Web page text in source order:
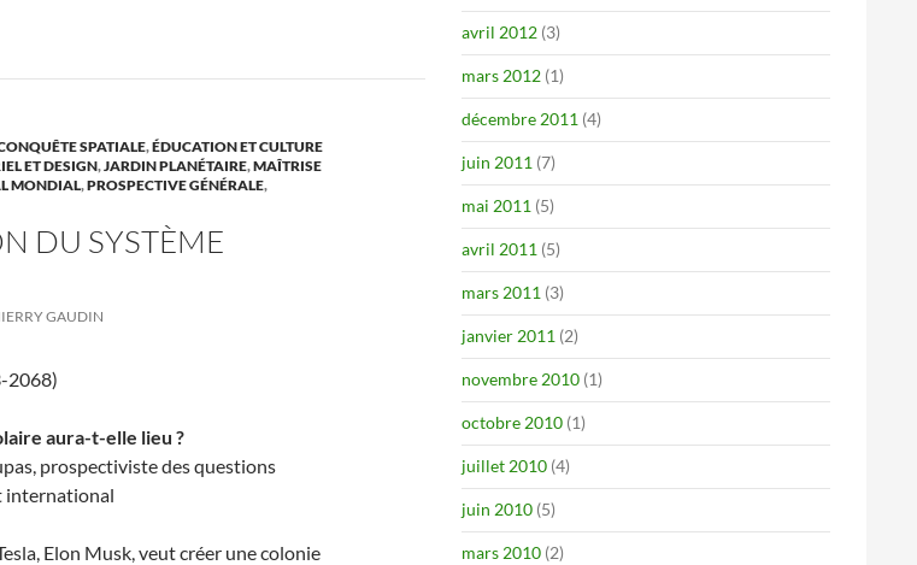
SPATIALE,ÉDUCATION ET CULTURE
ET DESIGN,JARDIN PLANÉTAIRE,MAÎTRISE
MONDIAL,PROSPECTIVE GÉNÉRALE,
DU SYSTÈME
GAUDIN
2068)
aura-t-elle lieu ?
prospectiviste des questions
international
Elon Musk, veut créer une colonie
avril 2012 (3)
mars 2012 (1)
décembre 2011 (4)
juin 2011 (7)
mai 2011 (5)
avril 2011 (5)
mars 2011 (3)
janvier 2011 (2)
novembre 2010 (1)
octobre 2010 (1)
juillet 2010 (4)
juin 2010 (5)
mars 2010 (2)